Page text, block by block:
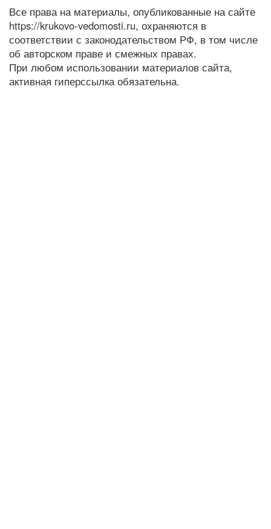
Все права на материалы, опубликованные на сайте
https://krukovo-vedomosti.ru, охраняются в
соответствии с законодательством РФ, в том числе
об авторском праве и смежных правах.
При любом использовании материалов сайта,
активная гиперссылка обязательна.